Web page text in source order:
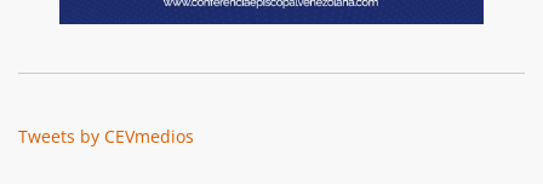
Tweets by CEVmedios